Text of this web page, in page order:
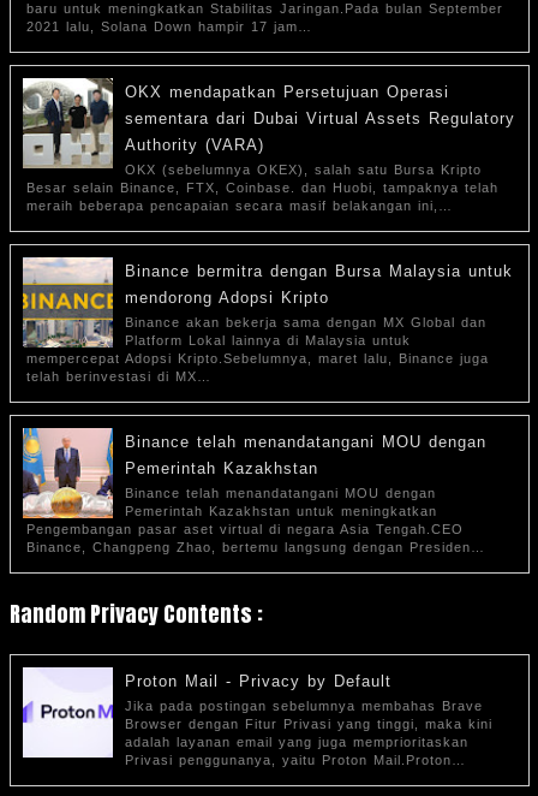
baru untuk meningkatkan Stabilitas Jaringan.Pada bulan September
2021 lalu, Solana Down hampir 17 jam…
OKX mendapatkan Persetujuan Operasi
sementara dari Dubai Virtual Assets Regulatory
Authority (VARA)
OKX (sebelumnya OKEX), salah satu Bursa Kripto
Besar selain Binance, FTX, Coinbase. dan Huobi, tampaknya telah
meraih beberapa pencapaian secara masif belakangan ini,…
Binance bermitra dengan Bursa Malaysia untuk
mendorong Adopsi Kripto
Binance akan bekerja sama dengan MX Global dan
Platform Lokal lainnya di Malaysia untuk
mempercepat Adopsi Kripto.Sebelumnya, maret lalu, Binance juga
telah berinvestasi di MX…
Binance telah menandatangani MOU dengan
Pemerintah Kazakhstan
Binance telah menandatangani MOU dengan
Pemerintah Kazakhstan untuk meningkatkan
Pengembangan pasar aset virtual di negara Asia Tengah.CEO
Binance, Changpeng Zhao, bertemu langsung dengan Presiden…
Random Privacy Contents :
Proton Mail - Privacy by Default
Jika pada postingan sebelumnya membahas Brave
Browser dengan Fitur Privasi yang tinggi, maka kini
adalah layanan email yang juga memprioritaskan
Privasi penggunanya, yaitu Proton Mail.Proton…